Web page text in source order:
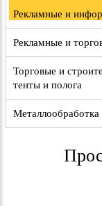
Рекламные и
Рекламные и
Торговые и
тенты и полога
Металлообработка